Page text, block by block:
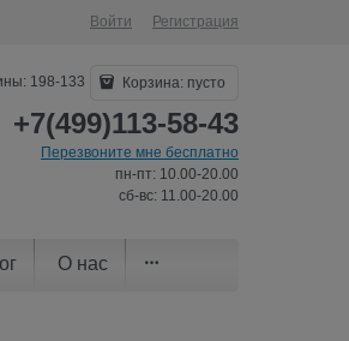
Войти Регистрация
198-133 Корзина: пусто
+7(499)113-58-43
Перезвоните мне бесплатно
пн-пт: 10.00-20.00
сб-вс: 11.00-20.00
О нас